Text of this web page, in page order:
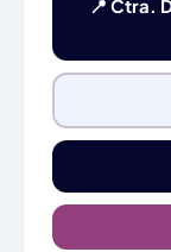
📍 Ctra.